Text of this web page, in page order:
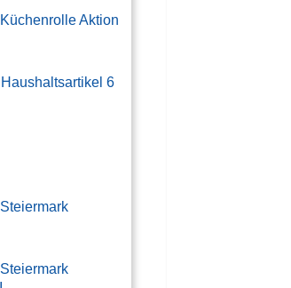
Küchenrolle Aktion
Haushaltsartikel 6
Steiermark
Steiermark